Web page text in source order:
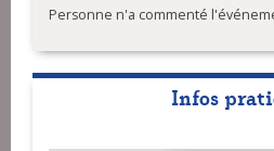
Personne n'a commenté
Infos